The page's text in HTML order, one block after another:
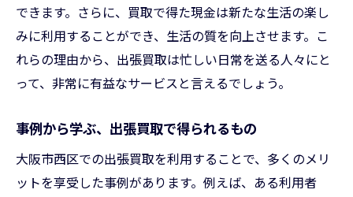
できます。さらに、買取で得た現金は新たな生活の楽し
みに利用することができ、生活の質を向上させます。こ
れらの理由から、出張買取は忙しい日常を送る人々にと
って、非常に有益なサービスと言えるでしょう。
事例から学ぶ、出張買取で得られるもの
大阪市西区での出張買取を利用することで、多くのメリ
ットを享受した事例があります。例えば、ある利用者